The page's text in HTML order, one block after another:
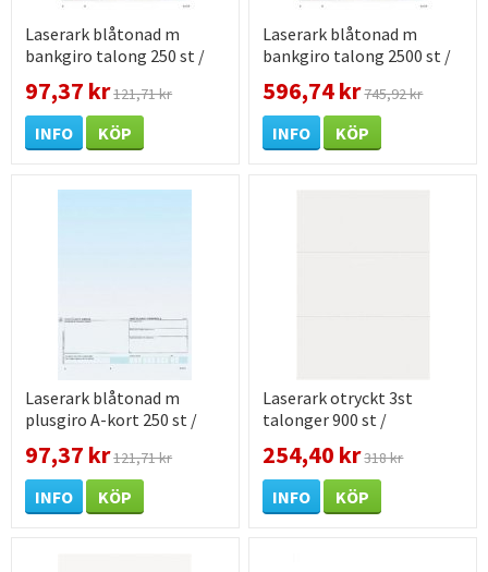
Laserark blåtonad m
bankgiro talong 250 st /
97,37 kr121,71 kr
INFO KÖP
Laserark blåtonad m
bankgiro talong 2500 st /
596,74 kr745,92 kr
INFO KÖP
Laserark blåtonad m
plusgiro A-kort 250 st /
97,37 kr121,71 kr
INFO KÖP
Laserark otryckt 3st
talonger 900 st /
254,40 kr318 kr
INFO KÖP